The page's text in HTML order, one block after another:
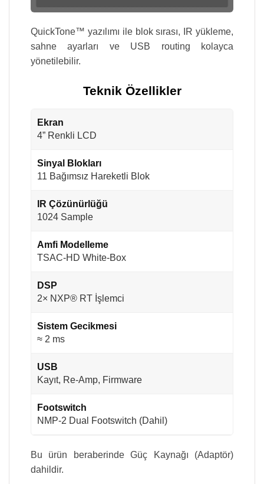
QuickTone™ yazılımı ile blok sırası, IR yükleme,
sahne ayarları ve USB routing kolayca
yönetilebilir.
Teknik Özellikler
Ekran
4” Renkli LCD
Sinyal Blokları
11 Bağımsız Hareketli Blok
IR Çözünürlüğü
1024 Sample
Amfi Modelleme
TSAC-HD White-Box
DSP
2× NXP® RT İşlemci
Sistem Gecikmesi
≈ 2 ms
USB
Kayıt, Re-Amp, Firmware
Footswitch
NMP-2 Dual Footswitch (Dahil)
Bu ürün beraberinde Güç Kaynağı (Adaptör)
dahildir.